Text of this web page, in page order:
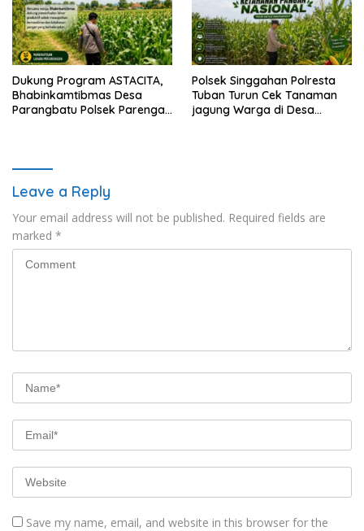
Dukung Program ASTACITA,
Bhabinkamtibmas Desa
Parangbatu Polsek Parengan
Parengan
Polsek Singgahan Polresta
Tuban Turun Cek Tanaman
jagung Warga di Desa
Leave a Reply
Your email address will not be published. Required fields are
marked *
Save my name, email, and website in this browser for the